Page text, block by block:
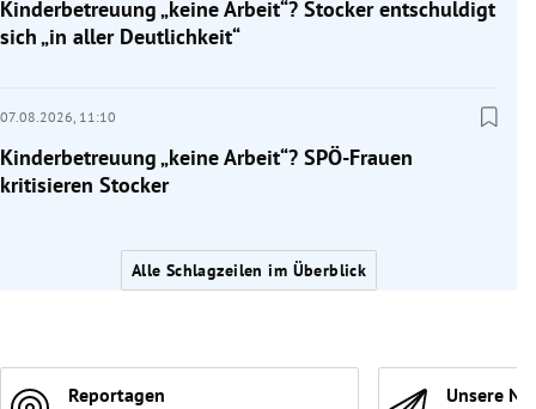
Kinderbetreuung „keine Arbeit“? Stocker entschuldigt
sich „in aller Deutlichkeit“
07.08.2026, 11:10
Kinderbetreuung „keine Arbeit“? SPÖ-Frauen
kritisieren Stocker
Alle Schlagzeilen im Überblick
Reportagen Unsere